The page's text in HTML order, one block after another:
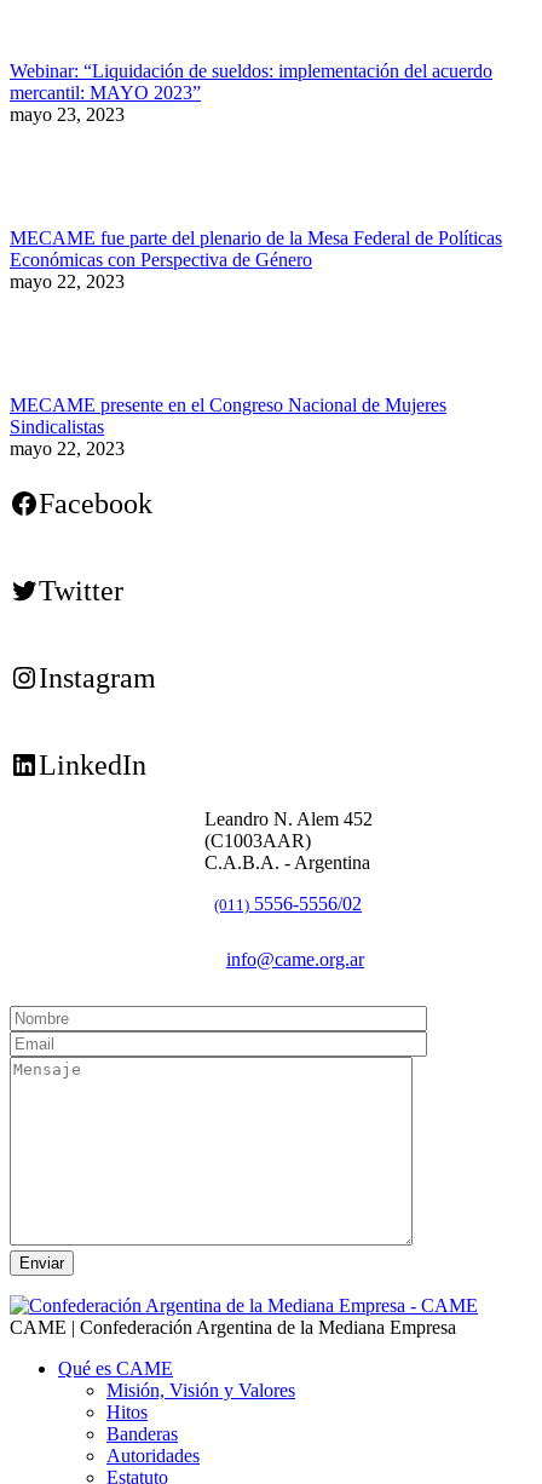
Webinar: “Liquidación de sueldos: implementación del acuerdo
mercantil: MAYO 2023”
mayo 23, 2023
MECAME fue parte del plenario de la Mesa Federal de Políticas
Económicas con Perspectiva de Género
mayo 22, 2023
MECAME presente en el Congreso Nacional de Mujeres
Sindicalistas
mayo 22, 2023
Facebook
Twitter
Instagram
LinkedIn
Leandro N. Alem 452
(C1003AAR)
C.A.B.A. - Argentina
(011) 5556-5556/02
info@came.org.ar
CAME | Confederación Argentina de la Mediana Empresa
Qué es CAME
Misión, Visión y Valores
Hitos
Banderas
Autoridades
Estatuto